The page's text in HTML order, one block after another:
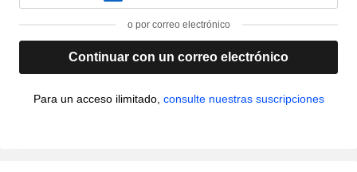
o por correo electrónico
Continuar con un correo electrónico
Para un acceso ilimitado, consulte nuestras suscripciones